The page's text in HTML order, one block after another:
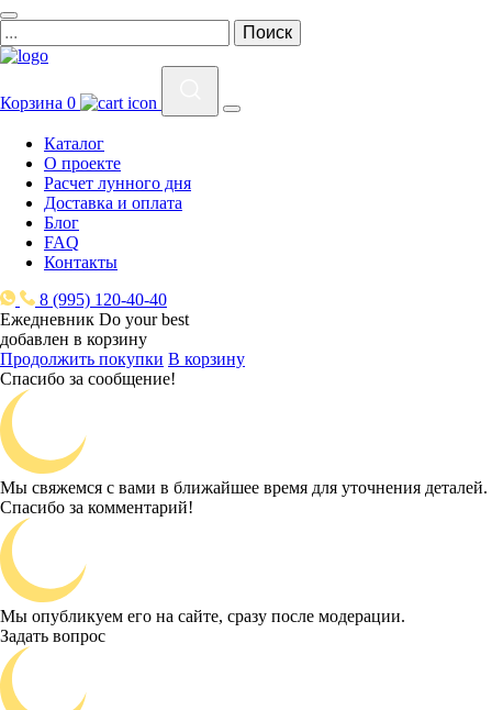
Корзина 0
Каталог
О проекте
Расчет лунного дня
Доставка и оплата
Блог
FAQ
Контакты
8 (995) 120-40-40
Ежедневник Do your best
добавлен в корзину
Продолжить покупки В корзину
Спасибо за сообщение!
Мы свяжемся с вами в ближайшее время для уточнения деталей.
Спасибо за комментарий!
Мы опубликуем его на сайте, сразу после модерации.
Задать вопрос